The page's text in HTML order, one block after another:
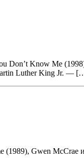
Know Me
Luther King Jr. —
Gwen